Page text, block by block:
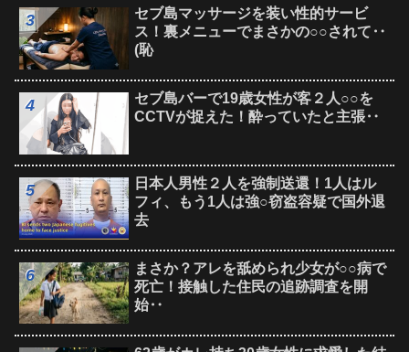
セブ島マッサージを装い性的サービ
ス！裏メニューでまさかの○○されて‥
(恥
セブ島バーで19歳女性が客２人○○を
CCTVが捉えた！酔っていたと主張‥
日本人男性２人を強制送還！1人はル
フィ、もう1人は強○窃盗容疑で国外退
去
まさか？アレを舐められ少女が○○病で
死亡！接触した住民の追跡調査を開
始‥